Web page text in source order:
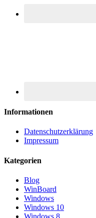
Informationen
Datenschutzerklärung
Impressum
Kategorien
Blog
WinBoard
Windows
Windows 10
Windows 8